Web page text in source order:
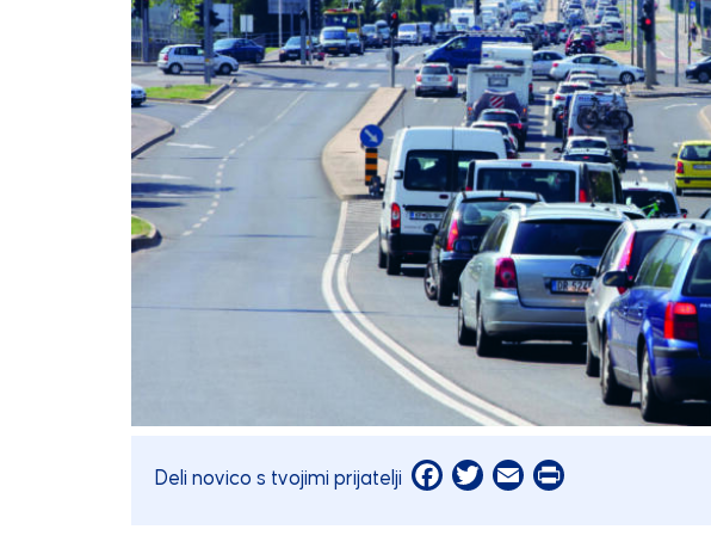
Deli novico s tvojimi prijatelji Facebook
Twitter
EmailPrint